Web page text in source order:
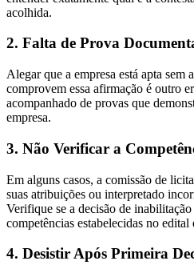
acolhida.
2. Falta de Prova
Alegar que a empresa está apta sem
comprovem essa afirmação é outro
acompanhado de provas que
empresa.
3. Não Verificar a
Em alguns casos, a comissão de
suas atribuições ou interpretado
Verifique se a decisão de
competências estabelecidas no edital
4. Desistir Após Primeira